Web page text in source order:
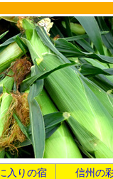
入りの宿 信州の